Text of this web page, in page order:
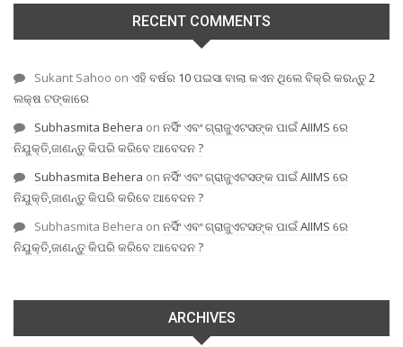
RECENT COMMENTS
Sukant Sahoo on ଏହି ବର୍ଷର 10 ପଇସା ବାଲା କଏନ ଥିଲେ ବିକ୍ରି କରନ୍ତୁ 2
ଲକ୍ଷ ଟଙ୍କାରେ
Subhasmita Behera on ନର୍ସିଂ ଏବଂ ଗ୍ରାଜୁଏଟସଙ୍କ ପାଇଁ AIIMS ରେ
ନିଯୁକ୍ତି,ଜାଣନ୍ତୁ କିପରି କରିବେ ଆବେଦନ ?
Subhasmita Behera on ନର୍ସିଂ ଏବଂ ଗ୍ରାଜୁଏଟସଙ୍କ ପାଇଁ AIIMS ରେ
ନିଯୁକ୍ତି,ଜାଣନ୍ତୁ କିପରି କରିବେ ଆବେଦନ ?
Subhasmita Behera on ନର୍ସିଂ ଏବଂ ଗ୍ରାଜୁଏଟସଙ୍କ ପାଇଁ AIIMS ରେ
ନିଯୁକ୍ତି,ଜାଣନ୍ତୁ କିପରି କରିବେ ଆବେଦନ ?
ARCHIVES